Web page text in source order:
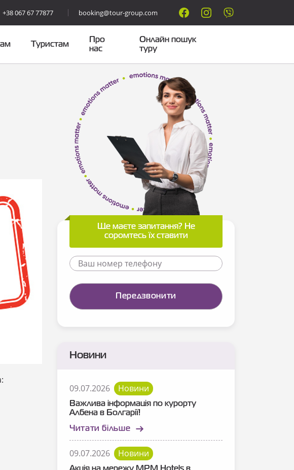
+38 067 67 77877 booking@tour-group.com
Туристам
Про
нас
Онлайн пошук
туру
Ще маєте запитання? Не
соромтесь їх ставити
Новини
09.07.2026 Новини
Важлива інформація по курорту
Албена в Болгарії!
Читати більше
09.07.2026 Новини